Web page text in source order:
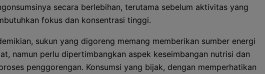
secara berlebihan, terutama sebelum aktivitas yang
fokus dan konsentrasi tinggi.
sukun yang digoreng memang memberikan sumber energi
namun perlu dipertimbangkan aspek keseimbangan nutrisi dan
penggorengan. Konsumsi yang bijak, dengan memperhatikan